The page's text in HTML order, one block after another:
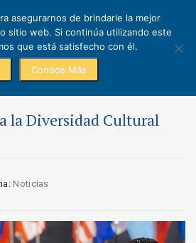
la Diversidad Cultural
Noticias
asegurarnos de brindarle la mejor
sitio web. Si continúa utilizando este
que está satisfecho con él.
Conoce Más